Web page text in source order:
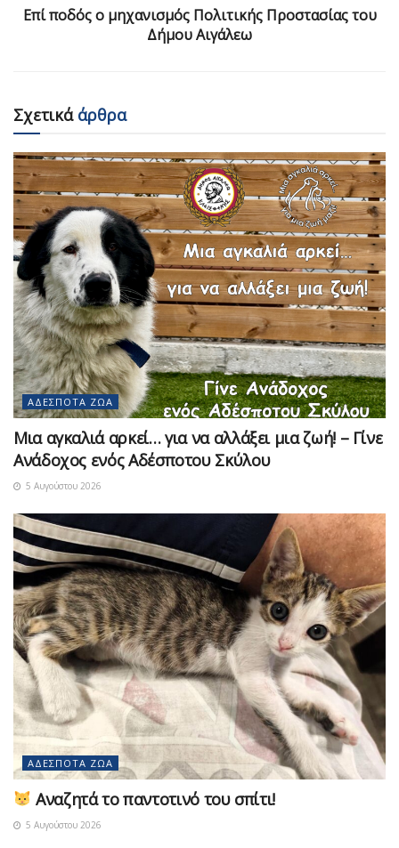
Επί ποδός ο μηχανισμός Πολιτικής Προστασίας του
Δήμου Αιγάλεω
Σχετικάάρθρα
ΑΔΈΣΠΟΤΑ ΖΏΑ
Μια αγκαλιά αρκεί… για να αλλάξει μια ζωή! – Γίνε
Ανάδοχος ενός Αδέσποτου Σκύλου
5 Αυγούστου 2026
ΑΔΈΣΠΟΤΑ ΖΏΑ
Αναζητά το παντοτινό του σπίτι!
5 Αυγούστου 2026